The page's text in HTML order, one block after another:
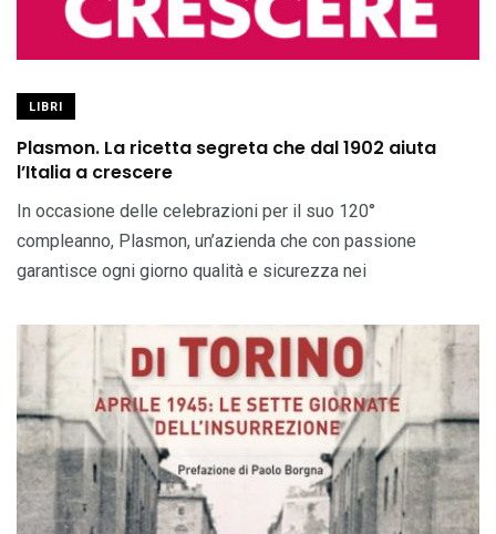
LIBRI
Plasmon. La ricetta segreta che dal 1902 aiuta
l’Italia a crescere
In occasione delle celebrazioni per il suo 120°
compleanno, Plasmon, un’azienda che con passione
garantisce ogni giorno qualità e sicurezza nei